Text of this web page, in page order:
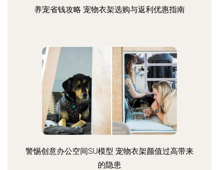
养宠省钱攻略 宠物衣架选购与返利优惠指南
警惕创意办公空间SU模型 宠物衣架颜值过高带来
的隐患